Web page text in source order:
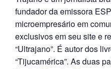
fundador da emissora
microempresário em
exclusivos em seu site e
“Ultrajano”. É autor dos
“Tijucamérica”. As duas